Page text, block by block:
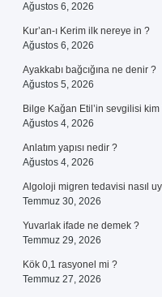
Ağustos 6, 2026
Kur’an-ı Kerim ilk nereye in ?
Ağustos 6, 2026
Ayakkabı bağcığına ne denir ?
Ağustos 5, 2026
Bilge Kağan Etil’in sevgilisi kim
Ağustos 4, 2026
Anlatım yapısı nedir ?
Ağustos 4, 2026
Algoloji migren tedavisi nasıl
Temmuz 30, 2026
Yuvarlak ifade ne demek ?
Temmuz 29, 2026
Kök 0,1 rasyonel mi ?
Temmuz 27, 2026